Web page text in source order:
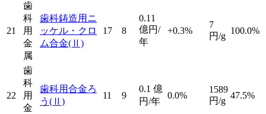
21
歯
科
用
金
属
歯科鋳造用ニ
ッケル・クロ
ム合金(Ⅱ)
17 8
0.11
億円/
年
+0.3%
7
円/g
100.0%
22
歯
科
用
金
歯科用合金ろ
う (Ⅱ)
11 9
0.1 億
円/年
0.0%
1589
円/g
47.5%